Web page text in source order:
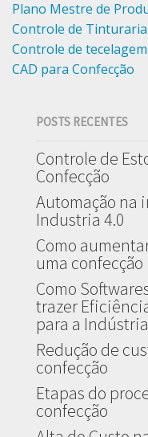
Plano Mestre de
Controle de Tinturaria
Controle de tecelagem
CAD para Confecção
POSTS RECENTES
Controle de
Confecção
Automação na
Industria 4.0
Como
uma confecção
Como
trazer
para a
Redução de
confecção
Etapas do
confecção